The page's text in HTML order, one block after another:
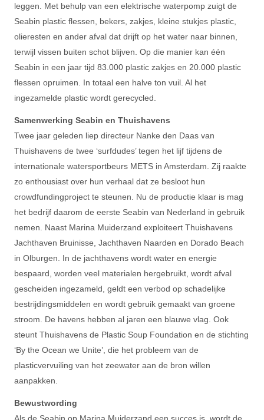
leggen. Met behulp van een elektrische waterpomp zuigt de
Seabin plastic flessen, bekers, zakjes, kleine stukjes plastic,
olieresten en ander afval dat drijft op het water naar binnen,
terwijl vissen buiten schot blijven. Op die manier kan één
Seabin in een jaar tijd 83.000 plastic zakjes en 20.000 plastic
flessen opruimen. In totaal een halve ton vuil. Al het
ingezamelde plastic wordt gerecycled.
Samenwerking Seabin en Thuishavens
Twee jaar geleden liep directeur Nanke den Daas van
Thuishavens de twee ‘surfdudes’ tegen het lijf tijdens de
internationale watersportbeurs METS in Amsterdam. Zij raakte
zo enthousiast over hun verhaal dat ze besloot hun
crowdfundingproject te steunen. Nu de productie klaar is mag
het bedrijf daarom de eerste Seabin van Nederland in gebruik
nemen. Naast Marina Muiderzand exploiteert Thuishavens
Jachthaven Bruinisse, Jachthaven Naarden en Dorado Beach
in Olburgen. In de jachthavens wordt water en energie
bespaard, worden veel materialen hergebruikt, wordt afval
gescheiden ingezameld, geldt een verbod op schadelijke
bestrijdingsmiddelen en wordt gebruik gemaakt van groene
stroom. De havens hebben al jaren een blauwe vlag. Ook
steunt Thuishavens de Plastic Soup Foundation en de stichting
‘By the Ocean we Unite’, die het probleem van de
plasticvervuiling van het zeewater aan de bron willen
aanpakken.
Bewustwording
Als de Seabin op Marina Muiderzand een succes is, wordt de